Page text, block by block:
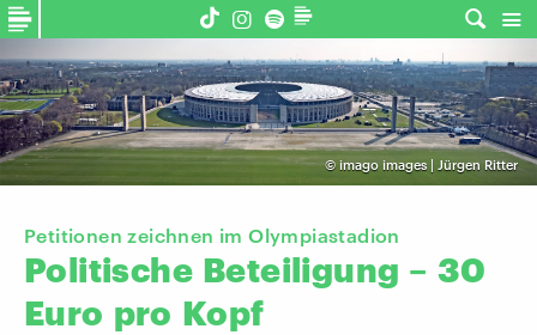
© imago images | Jürgen Ritter
Petitionen zeichnen im Olympiastadion
Politische Beteiligung – 30
Euro pro Kopf